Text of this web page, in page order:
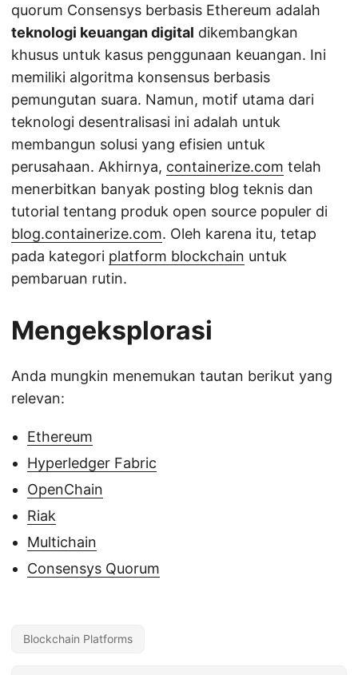
quorum Consensys berbasis Ethereum adalah
teknologi keuangan digital dikembangkan
khusus untuk kasus penggunaan keuangan. Ini
memiliki algoritma konsensus berbasis
pemungutan suara. Namun, motif utama dari
teknologi desentralisasi ini adalah untuk
membangun solusi yang efisien untuk
perusahaan. Akhirnya, containerize.com telah
menerbitkan banyak posting blog teknis dan
tutorial tentang produk open source populer di
blog.containerize.com. Oleh karena itu, tetap
pada kategori platform blockchain untuk
pembaruan rutin.
Mengeksplorasi
Anda mungkin menemukan tautan berikut yang
relevan:
Ethereum
Hyperledger Fabric
OpenChain
Riak
Multichain
Consensys Quorum
Blockchain Platforms